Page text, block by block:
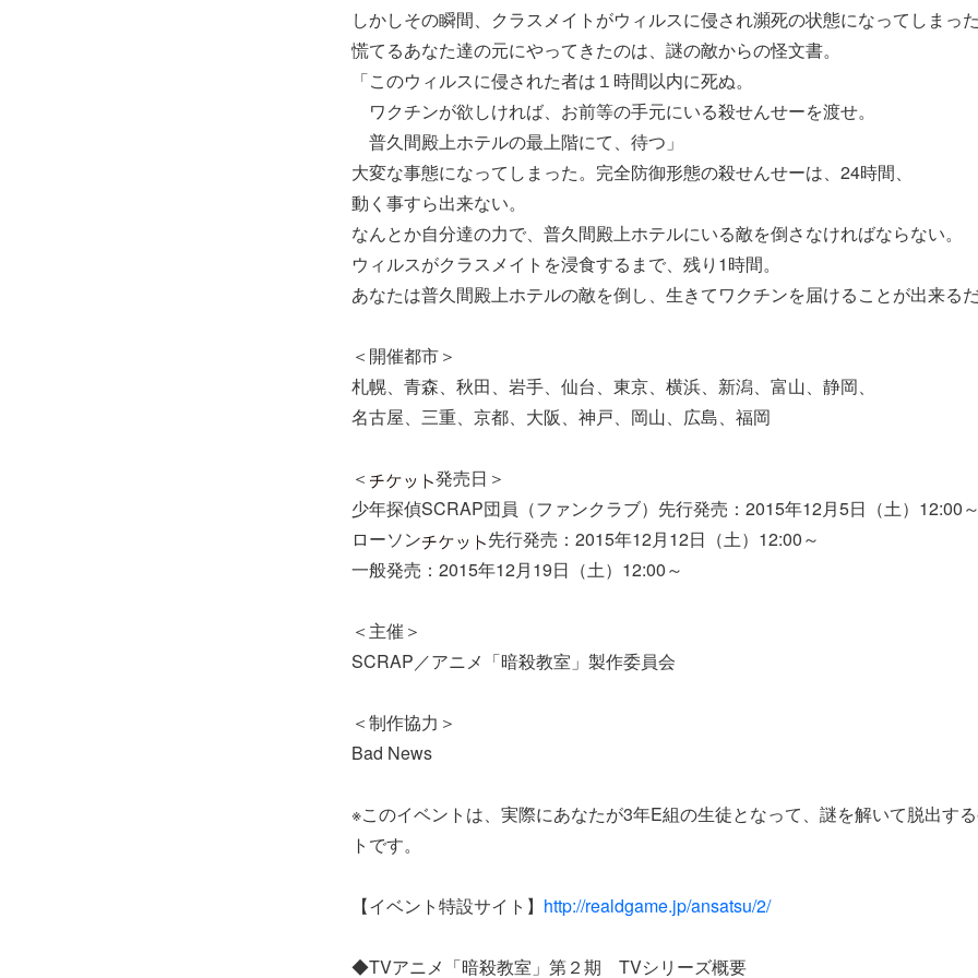
しかしその瞬間、クラスメイトがウィルスに侵され瀕死の状態になってしまった
慌てるあなた達の元にやってきたのは、謎の敵からの怪文書。
「このウィルスに侵された者は１時間以内に死ぬ。
ワクチンが欲しければ、お前等の手元にいる殺せんせーを渡せ。
普久間殿上ホテルの最上階にて、待つ」
大変な事態になってしまった。完全防御形態の殺せんせーは、24時間、
動く事すら出来ない。
なんとか自分達の力で、普久間殿上ホテルにいる敵を倒さなければならない。
ウィルスがクラスメイトを浸食するまで、残り1時間。
あなたは普久間殿上ホテルの敵を倒し、生きてワクチンを届けることが出来る
＜開催都市＞
札幌、青森、秋田、岩手、仙台、東京、横浜、新潟、富山、静岡、
名古屋、三重、京都、大阪、神戸、岡山、広島、福岡
＜
発売日＞
少年探偵SCRAP団員（ファンクラブ）先行発売：2015年12月5日（土）12:00～
ローソン
先行発売：2015年12月12日（土）12:00～
一般発売：2015年12月19日（土）12:00～
＜主催＞
SCRAP／アニメ「暗殺教室」製作委員会
＜制作協力＞
Bad News
※このイベントは、実際にあなたが3年E組の生徒となって、謎を解いて脱出す
トです。
【イベント特設サイト】 http://realdgame.jp/ansatsu/2/
◆TVアニメ「暗殺教室」第２期 TVシリーズ概要